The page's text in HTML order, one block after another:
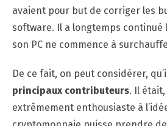
avaient pour but de corriger les
software. Il a longtemps continué
son PC ne commence à
De ce fait, on peut considérer,
principaux contributeurs. Il était,
extrêmement enthousiaste à